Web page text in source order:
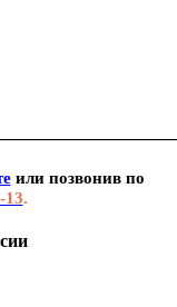
или позвонив по
13.